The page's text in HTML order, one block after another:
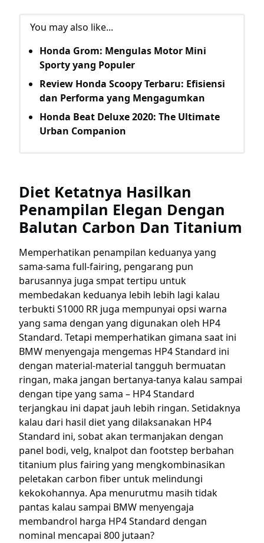
You may also like...
Honda Grom: Mengulas Motor Mini
Sporty yang Populer
Review Honda Scoopy Terbaru: Efisiensi
dan Performa yang Mengagumkan
Honda Beat Deluxe 2020: The Ultimate
Urban Companion
Diet Ketatnya Hasilkan
Penampilan Elegan Dengan
Balutan Carbon Dan Titanium
Memperhatikan penampilan keduanya yang
sama-sama full-fairing, pengarang pun
barusannya juga smpat tertipu untuk
membedakan keduanya lebih lebih lagi kalau
terbukti S1000 RR juga mempunyai opsi warna
yang sama dengan yang digunakan oleh HP4
Standard. Tetapi memperhatikan gimana saat ini
BMW menyengaja mengemas HP4 Standard ini
dengan material-material tangguh bermuatan
ringan, maka jangan bertanya-tanya kalau sampai
dengan tipe yang sama – HP4 Standard
terjangkau ini dapat jauh lebih ringan. Setidaknya
kalau dari hasil diet yang dilaksanakan HP4
Standard ini, sobat akan termanjakan dengan
panel bodi, velg, knalpot dan footstep berbahan
titanium plus fairing yang mengkombinasikan
peletakan carbon fiber untuk melindungi
kekokohannya. Apa menurutmu masih tidak
pantas kalau sampai BMW menyengaja
membandrol harga HP4 Standard dengan
nominal mencapai 800 jutaan?